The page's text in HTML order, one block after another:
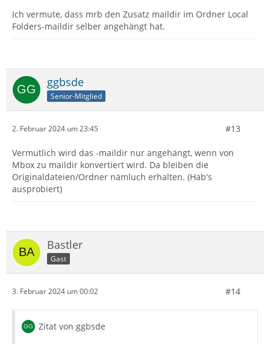
Ich vermute, dass mrb den Zusatz maildir im Ordner Local
Folders-maildir selber angehängt hat.
ggbsde
Senior-Mitglied
2. Februar 2024 um 23:45 #13
Vermutlich wird das -maildir nur angehängt, wenn von
Mbox zu maildir konvertiert wird. Da bleiben die
Originaldateien/Ordner nämluch erhalten. (Hab's
ausprobiert)
Bastler
Gast
3. Februar 2024 um 00:02 #14
Zitat von ggbsde